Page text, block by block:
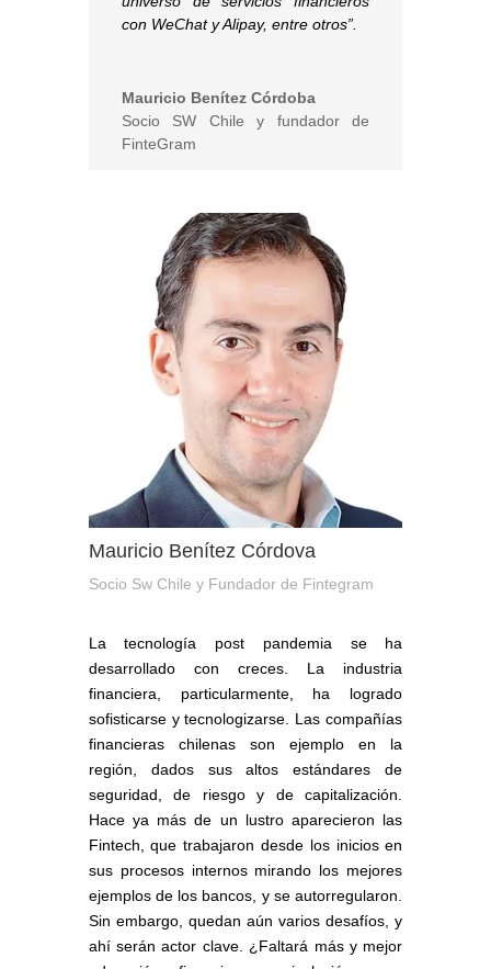
con WeChat y Alipay, entre otros”.
Mauricio Benítez Córdoba
Socio SW Chile y fundador de
FinteGram
Mauricio Benítez Córdova
Socio Sw Chile y Fundador de Fintegram
La tecnología post pandemia se ha
desarrollado con creces. La industria
financiera, particularmente, ha logrado
sofisticarse y tecnologizarse. Las compañías
financieras chilenas son ejemplo en la
región, dados sus altos estándares de
seguridad, de riesgo y de capitalización.
Hace ya más de un lustro aparecieron las
Fintech, que trabajaron desde los inicios en
sus procesos internos mirando los mejores
ejemplos de los bancos, y se autorregularon.
Sin embargo, quedan aún varios desafíos, y
ahí serán actor clave. ¿Faltará más y mejor